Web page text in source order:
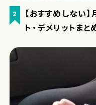
2
【おすすめしない
ト・デメリットまと